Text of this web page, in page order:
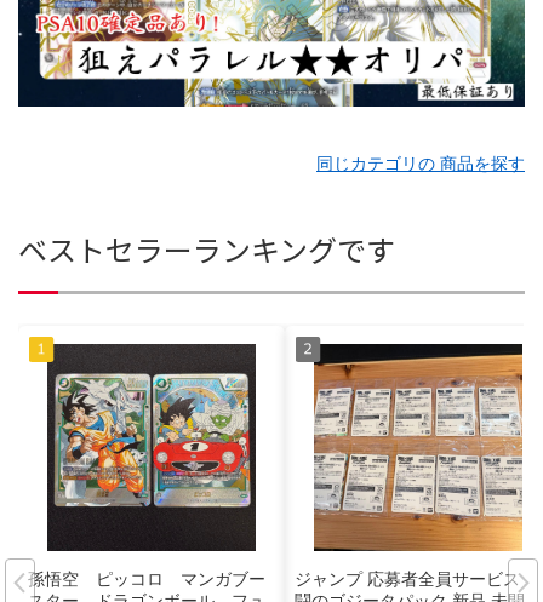
同じカテゴリの 商品を探す
ベストセラーランキングです
孫悟空 ピッコロ マンガブー
ジャンプ 応募者全員サービス 激